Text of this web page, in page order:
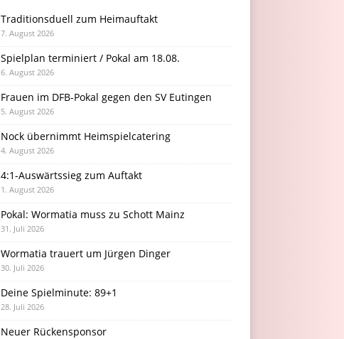
Traditionsduell zum Heimauftakt
7. August 2026
Spielplan terminiert / Pokal am 18.08.
6. August 2026
Frauen im DFB-Pokal gegen den SV Eutingen
5. August 2026
Nock übernimmt Heimspielcatering
4. August 2026
4:1-Auswärtssieg zum Auftakt
1. August 2026
Pokal: Wormatia muss zu Schott Mainz
31. Juli 2026
Wormatia trauert um Jürgen Dinger
30. Juli 2026
Deine Spielminute: 89+1
28. Juli 2026
Neuer Rückensponsor